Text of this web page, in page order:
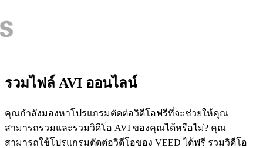
รวมไฟล์ AVI ออนไลน์
คุณกำลังมองหาโปรแกรมตัดต่อวิดีโอฟรีที่จะช่วยให้คุณ
สามารถรวมและรวมวิดีโอ AVI ของคุณได้หรือไม่? คุณ
สามารถใช้โปรแกรมตัดต่อวิดีโอของ VEED ได้ฟรี รวมวิดีโอ